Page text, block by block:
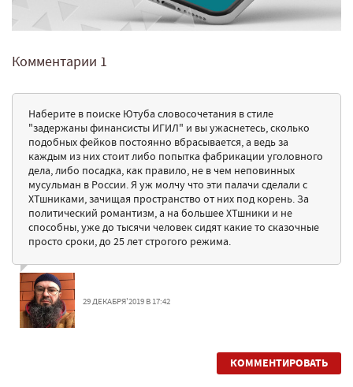
Комментарии 1
Наберите в поиске Ютуба словосочетания в стиле
"задержаны финансисты ИГИЛ" и вы ужаснетесь, сколько
подобных фейков постоянно вбрасывается, а ведь за
каждым из них стоит либо попытка фабрикации уголовного
дела, либо посадка, как правило, не в чем неповинных
мусульман в России. Я уж молчу что эти палачи сделали с
ХТшниками, зачищая пространство от них под корень. За
политический романтизм, а на большее ХТшники и не
способны, уже до тысячи человек сидят какие то сказочные
просто сроки, до 25 лет строгого режима.
29 ДЕКАБРЯ'2019 В 17:42
КОММЕНТИРОВАТЬ